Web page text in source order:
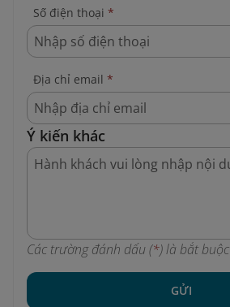
Số điện thoại *
Địa chỉ email *
Ý kiến khác
Các trường đánh dấu (*) là bắt buộc
GỬI